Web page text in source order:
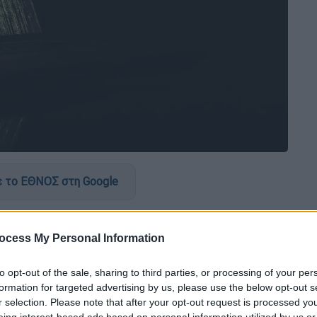
My Personal Information
opt-out of the sale, sharing to third parties, or processing of your
for targeted advertising by us, please use the below opt-out
selection. Please note that after your opt-out request is processed
το ΕΘΝΟΣ στη Google
κατάσχεση περίπου51 εκατ. ευρώ
παράνομη πλατφόρμα (...) +Monopoly
που εμπλέκονταν στηναγορά ή την